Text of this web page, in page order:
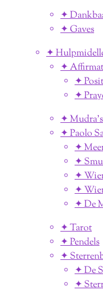
✦
✦ Gaves
✦
✦
✦
✦
✦
✦ Paolo
✦
✦
✦
✦
✦ De
✦ Tarot
✦ Pendels
✦
✦ De
✦